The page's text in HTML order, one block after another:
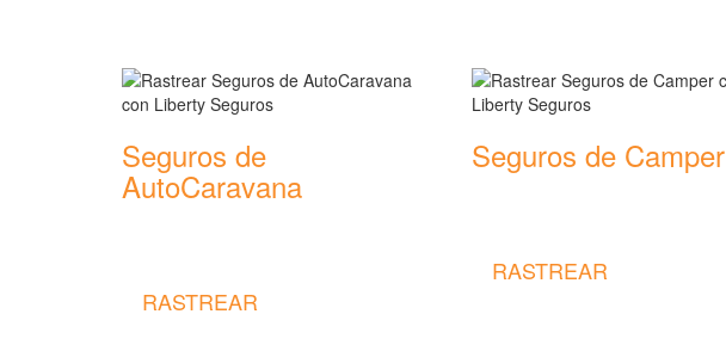
Seguros de
AutoCaravana
RASTREAR
Seguros de Camper
RASTREAR